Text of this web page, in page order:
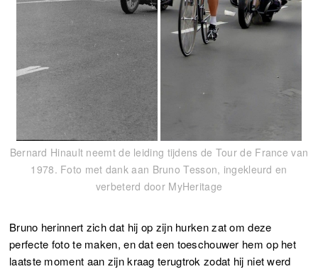
Bernard Hinault neemt de leiding tijdens de Tour de France van
1978. Foto met dank aan Bruno Tesson, ingekleurd en
verbeterd door MyHeritage
Bruno herinnert zich dat hij op zijn hurken zat om deze
perfecte foto te maken, en dat een toeschouwer hem op het
laatste moment aan zijn kraag terugtrok zodat hij niet werd